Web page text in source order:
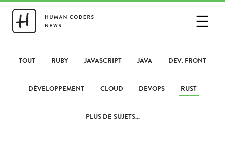
☰
PARTAGER UN LIEN
TOUT RUBY JAVASCRIPT JAVA DEV. FRONT
DÉVELOPPEMENT CLOUD DEVOPS RUST
PLUS DE SUJETS...